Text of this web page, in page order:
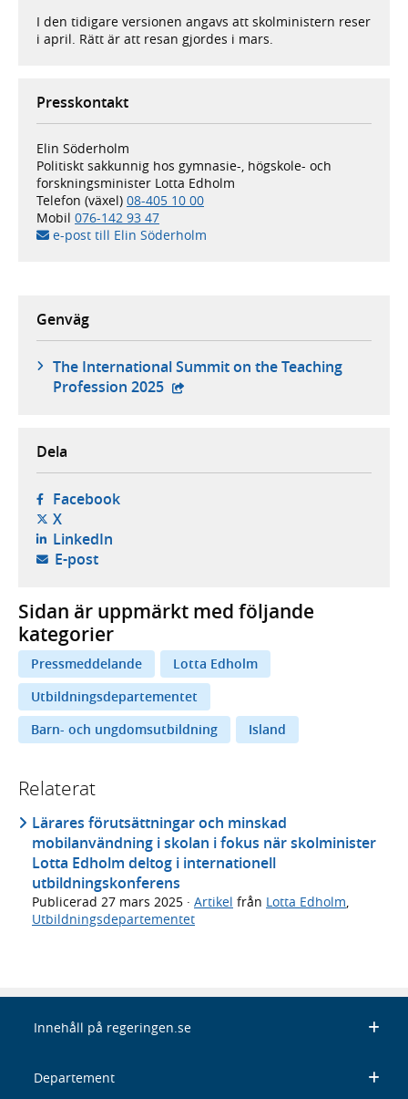
I den tidigare versionen angavs att skolministern reser
i april. Rätt är att resan gjordes i mars.
Presskontakt
Elin Söderholm
Politiskt sakkunnig hos gymnasie-, högskole- och
forskningsminister Lotta Edholm
Telefon (växel) 08-405 10 00
Mobil 076-142 93 47
e-post till Elin Söderholm
Genväg
The International Summit on the Teaching
Profession 2025 - extern webbplats,
Dela
Facebook- öppnas i ny flik, extern webbplats,
X- öppnas i ny flik, extern webbplats,
LinkedIn- öppnas i ny flik, extern webbplats,
E-post- öppnar din e-postklient,
Sidan är uppmärkt med följande
kategorier
Pressmeddelande
Lotta Edholm
Utbildningsdepartementet
Barn- och ungdomsutbildning
Island
Relaterat
Lärares förutsättningar och minskad
mobilanvändning i skolan i fokus när skolminister
Lotta Edholm deltog i internationell
utbildningskonferens
Publicerad 27 mars 2025 · Artikel från Lotta Edholm
Utbildningsdepartementet
Innehåll på regeringen.se
Departement